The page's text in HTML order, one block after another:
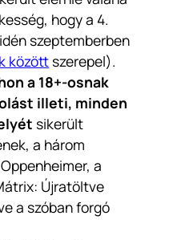
hogy a 4.
szeptemberben
közöttszerepel).
a 18+-osnak
illeti, minden
sikerült
a három
Oppenheimer, a
Újratöltve
a szóban forgó